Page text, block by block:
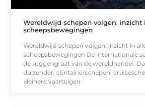
Wereldwijd schepen volgen: inzicht
scheepsbewegingen
Wereldwijd schepen volgen: inzicht in
scheepsbewegingen De internationale
de ruggengraat van de wereldhandel.
duizenden containerschepen,
kleinere vaartuigen